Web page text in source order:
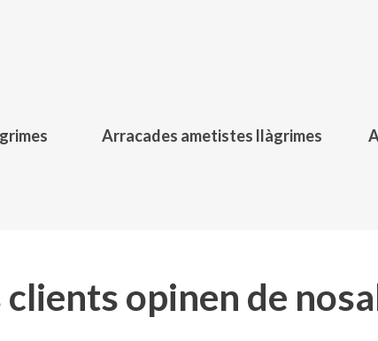
Arracades ametistes llàgrimes
clients opinen de